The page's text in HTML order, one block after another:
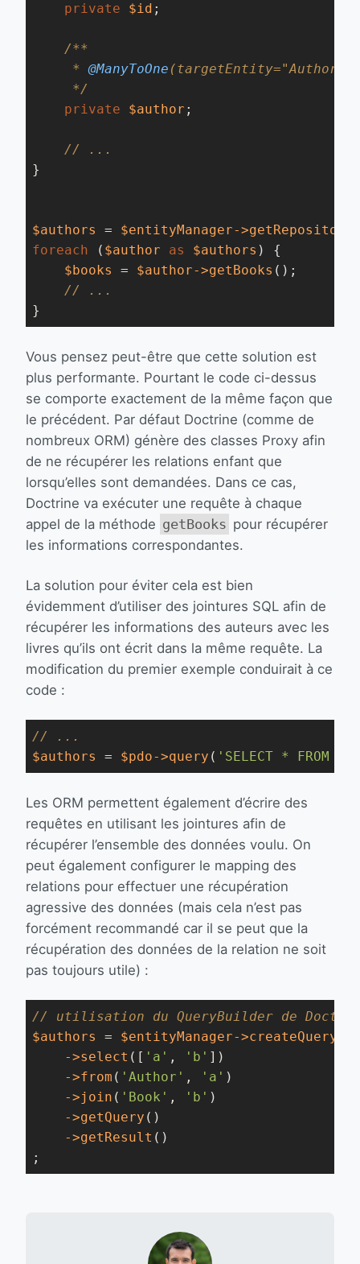
private
$id ;
/**
     *
@ManyToOne (targetEntity="Author")
     */
private
$author ;
// ...
}
$authors = $entityManager->getRepository
foreach ( $author as $authors ) {
$books
= $author->getBooks ();
// ...
}
Vous pensez peut-être que cette solution est
plus performante. Pourtant le code ci-dessus
se comporte exactement de la même façon que
le précédent. Par défaut Doctrine (comme de
nombreux ORM) génère des classes Proxy afin
de ne récupérer les relations enfant que
lorsqu’elles sont demandées. Dans ce cas,
Doctrine va exécuter une requête à chaque
appel de la méthode getBooks pour récupérer
les informations correspondantes.
La solution pour éviter cela est bien
évidemment d’utiliser des jointures SQL afin de
récupérer les informations des auteurs avec les
livres qu’ils ont écrit dans la même requête. La
modification du premier exemple conduirait à ce
code :
// ...
$authors
= $pdo->query ( 'SELECT * FROM
Les ORM permettent également d’écrire des
requêtes en utilisant les jointures afin de
récupérer l’ensemble des données voulu. On
peut également configurer le mapping des
relations pour effectuer une récupération
agressive des données (mais cela n’est pas
forcément recommandé car il se peut que la
récupération des données de la relation ne soit
pas toujours utile) :
// utilisation du QueryBuilder de
$authors
= $entityManager-
->select ([ 'a' , 'b' ])
->from ( 'Author' , 'a' )
->join ( 'Book' , 'b' )
->getQuery ()
->getResult ()
;